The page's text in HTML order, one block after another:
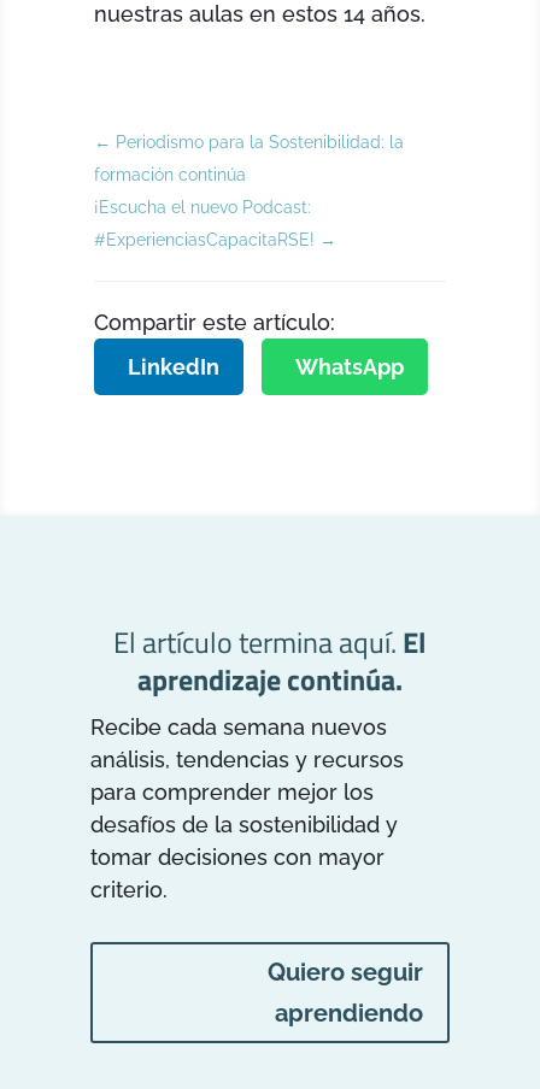
nuestras aulas en estos 14 años.
← Periodismo para la Sostenibilidad: la
formación continúa
¡Escucha el nuevo Podcast:
#ExperienciasCapacitaRSE! →
Compartir este artículo:
LinkedIn
WhatsApp
El artículo termina aquí.El
aprendizaje continúa.
Recibe cada semana nuevos
análisis, tendencias y recursos
para comprender mejor los
desafíos de la sostenibilidad y
tomar decisiones con mayor
criterio.
Quiero seguir
aprendiendo